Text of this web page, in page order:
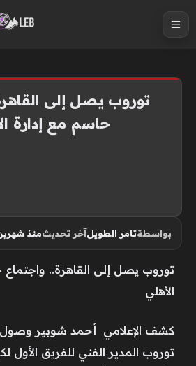
توروب يصل إلى
حاسم مع إدارة
بواسطةتامر الطويلآخر تحديثمنذ
توروب يصل إلى القاهرة.. واجتماع
الأهلي
كشف الإعلامي أحمد شوبير وصول
توروب المدير الفني للفريق الأول